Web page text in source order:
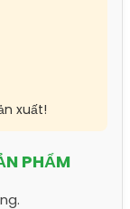
xuất!
PHẨM